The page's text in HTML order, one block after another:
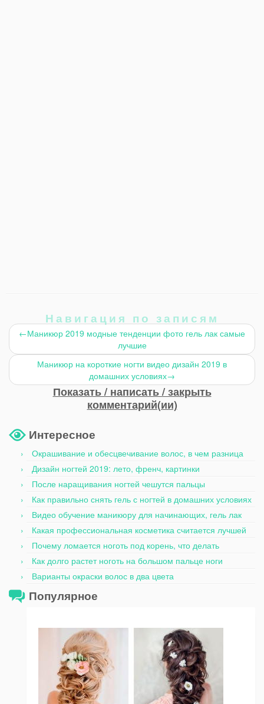
Навигация по записям
←Маникюр 2019 модные тенденции фото гель лак самые
лучшие
Маникюр на короткие ногти видео дизайн 2019 в
домашних условиях→
Показать / написать / закрыть
комментарий(ии)
Интересное
Окрашивание и обесцвечивание волос, в чем разница
Дизайн ногтей 2019: лето, френч, картинки
После наращивания ногтей чешутся пальцы
Как правильно снять гель с ногтей в домашних условиях
Видео обучение маникюру для начинающих, гель лак
Какая профессиональная косметика считается лучшей
Почему ломается ноготь под корень, что делать
Как долго растет ноготь на большом пальце ноги
Варианты окраски волос в два цвета
Популярное